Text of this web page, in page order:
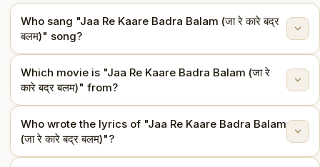
Who sang "Jaa Re Kaare Badra Balam (जा रे कारे बद्र
बलम)" song?
"Jaa Re Kaare Badra Balam (जा रे कारे बद्र बलम)" is sung
by Lata Mangeshkar.
Which movie is "Jaa Re Kaare Badra Balam (जा रे
कारे बद्र बलम)" from?
This song is from the movie Dharti Kahe Pukar Ke
(1969).
Who wrote the lyrics of "Jaa Re Kaare Badra Balam
(जा रे कारे बद्र बलम)"?